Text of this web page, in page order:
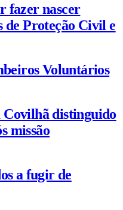
fazer nascer
de Proteção Civil e
Voluntários
Covilhã distinguido
missão
a fugir de